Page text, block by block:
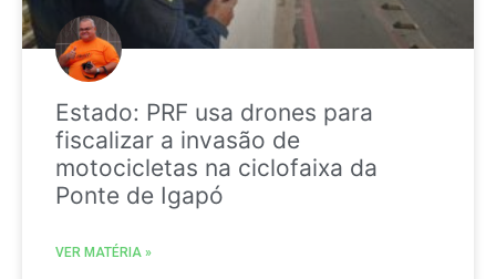
Estado: PRF usa drones para
fiscalizar a invasão de
motocicletas na ciclofaixa da
Ponte de Igapó
VER MATÉRIA »